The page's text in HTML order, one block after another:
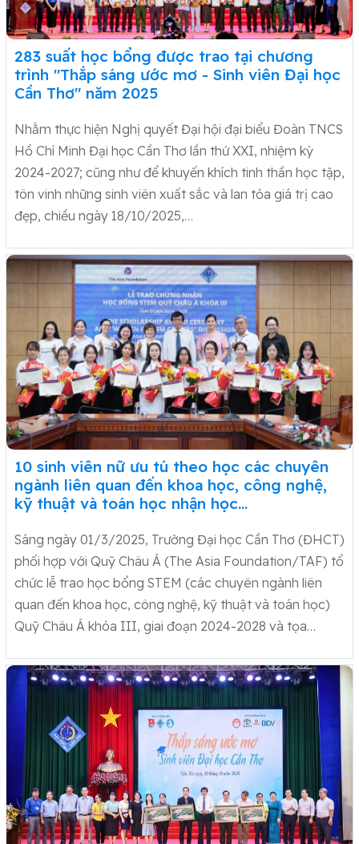
283 suất học bổng được trao tại chương
trình "Thắp sáng ước mơ - Sinh viên Đại học
Cần Thơ" năm 2025
Nhằm thực hiện Nghị quyết Đại hội đại biểu Đoàn TNCS
Hồ Chí Minh Đại học Cần Thơ lần thứ XXI, nhiệm kỳ
2024-2027; cũng như để khuyến khích tinh thần học tập,
tôn vinh những sinh viên xuất sắc và lan tỏa giá trị cao
đẹp, chiều ngày 18/10/2025,…
10 sinh viên nữ ưu tú theo học các chuyên
ngành liên quan đến khoa học, công nghệ,
kỹ thuật và toán học nhận học…
Sáng ngày 01/3/2025, Trường Đại học Cần Thơ (ĐHCT)
phối hợp với Quỹ Châu Á (The Asia Foundation/TAF) tổ
chức lễ trao học bổng STEM (các chuyên ngành liên
quan đến khoa học, công nghệ, kỹ thuật và toán học)
Quỹ Châu Á khóa III, giai đoạn 2024-2028 và tọa…